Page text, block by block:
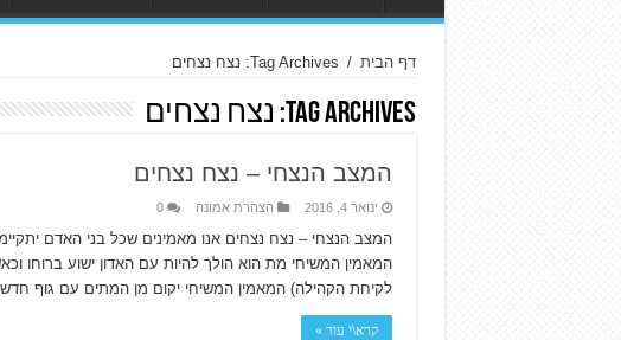
דף הבית / Tag Archives: נצח נצחים
Tag Archives: נצח נצחים
המצב הנצחי – נצח נצחים
ינואר 4, 2016 הצהרת אמונה 0
המצב הנצחי – נצח נצחים אנו מאמינים שכל בני האדם
המאמין המשיחי מת הוא הולך להיות עם האדון ישוע ברוחו
לקיחת הקהילה) המאמין המשיחי יקום מן המתים עם גוף
קרא\י עוד »